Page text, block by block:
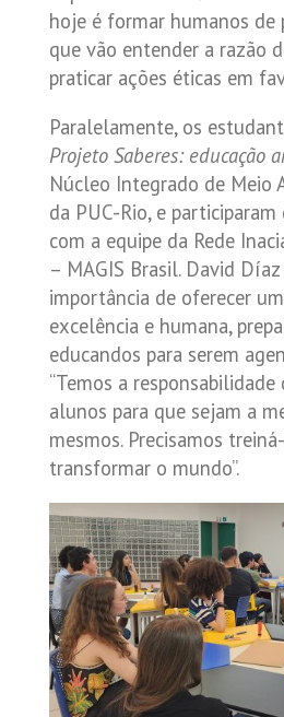
hoje é formar humanos de
que vão entender a razão
praticar ações éticas em
Paralelamente, os
Projeto Saberes: educação
Núcleo Integrado de Meio
da PUC-Rio, e
com a equipe da Rede
– MAGIS Brasil. David
importância de oferecer
excelência e humana,
educandos para serem
“Temos a responsabilidade
alunos para que sejam a
mesmos. Precisamos
transformar o mundo”.